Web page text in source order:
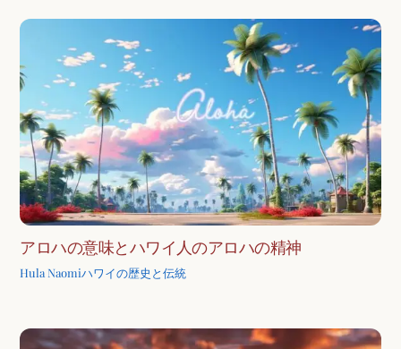
アロハの意味とハワイ人のアロハの精神
Hula Naomiハワイの歴史と伝統